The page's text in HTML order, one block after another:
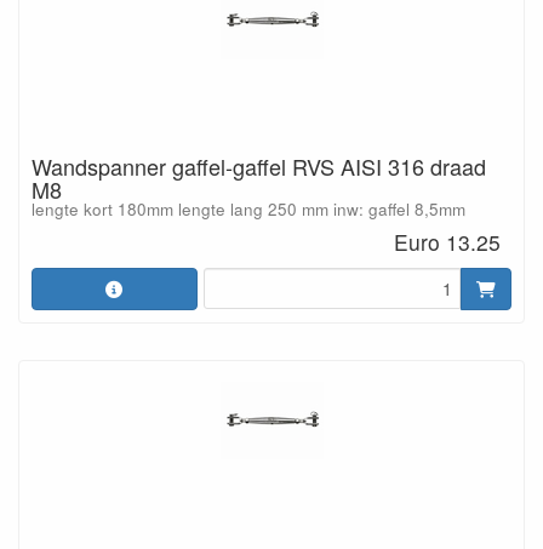
Wandspanner gaffel-gaffel RVS AISI 316 draad
M8
lengte kort 180mm lengte lang 250 mm inw: gaffel 8,5mm
Euro 13.25